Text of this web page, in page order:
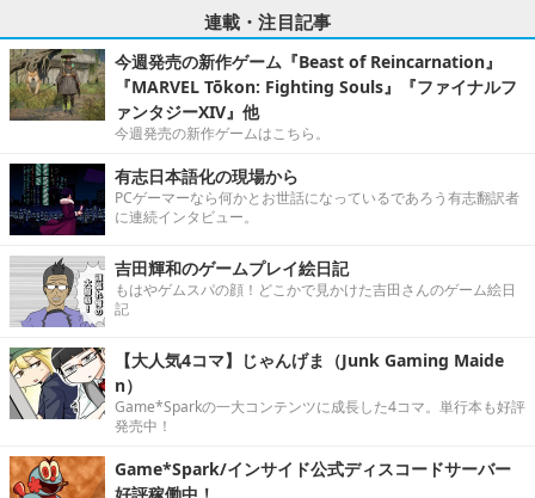
連載・注目記事
今週発売の新作ゲーム『Beast of Reincarnation』
『MARVEL Tōkon: Fighting Souls』『ファイナルフ
ァンタジーXIV』他
今週発売の新作ゲームはこちら。
有志日本語化の現場から
PCゲーマーなら何かとお世話になっているであろう有志翻訳者
に連続インタビュー。
吉田輝和のゲームプレイ絵日記
もはやゲムスパの顔！どこかで見かけた吉田さんのゲーム絵日
記
【大人気4コマ】じゃんげま（Junk Gaming Maide
n）
Game*Sparkの一大コンテンツに成長した4コマ。単行本も好評
発売中！
Game*Spark/インサイド公式ディスコードサーバー
好評稼働中！